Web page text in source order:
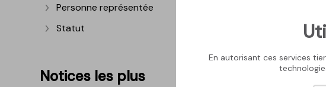
Afficher plus
Personne représentée
Afficher plus
Statut
Notices les plus
En autorisant ces services